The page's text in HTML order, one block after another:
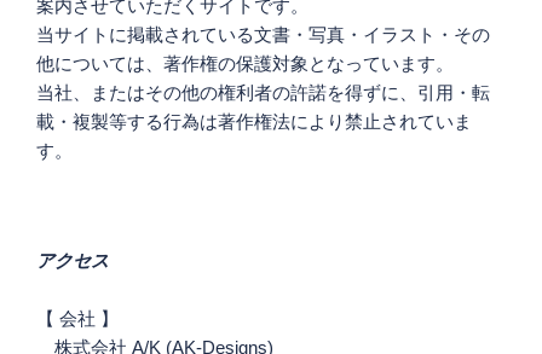
案内させていただくサイトです。
当サイトに掲載されている文書・写真・イラスト・その
他については、著作権の保護対象となっています。
当社、またはその他の権利者の許諾を得ずに、引用・転
載・複製等する行為は著作権法により禁止されていま
す。
アクセス
【 会社 】
株式会社 A/K (AK-Designs)